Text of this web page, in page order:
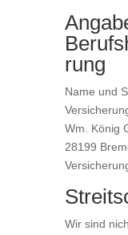
rung
Name und
Wm. König
28199
Wir sind